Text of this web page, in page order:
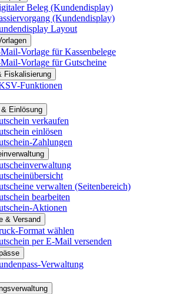
Beleg (Kundendisplay)
(Kundendisplay)
Layout
Vorlage für Kassenbelege
Vorlage für Gutscheine
Fiskalisierung
Funktionen
Einlösung
verkaufen
einlösen
Zahlungen
verwalten (Seitenbereich)
bearbeiten
Aktionen
& Versand
Format wählen
per E-Mail versenden
Verwaltung